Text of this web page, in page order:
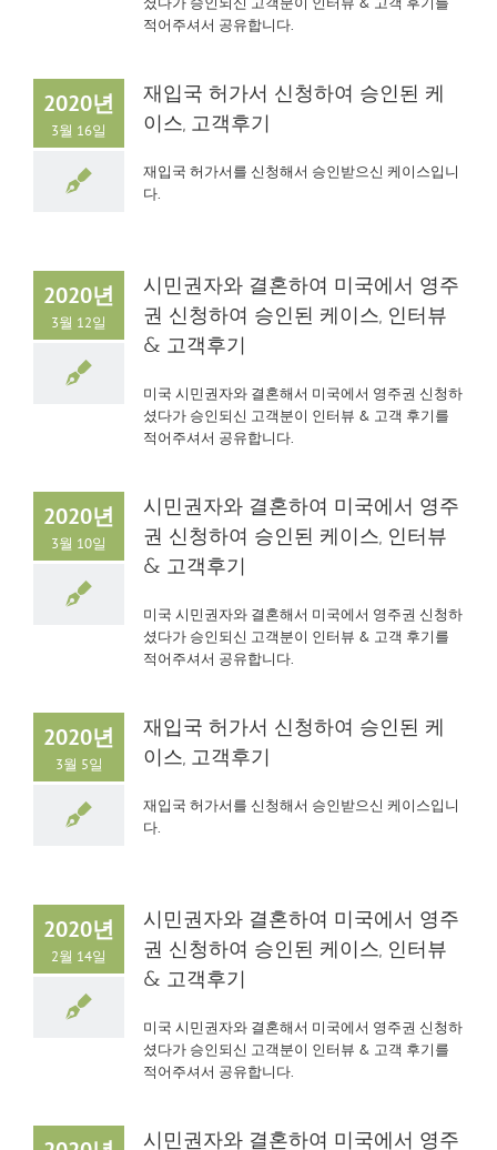
적어주셔서 공유합니다.
2020년
3월 16일
재입국 허가서 신청하여 승인된 케
이스, 고객후기
재입국 허가서를 신청해서 승인받으신 케이스입니
다.
2020년
3월 12일
시민권자와 결혼하여 미국에서 영주
권 신청하여 승인된 케이스, 인터뷰
& 고객후기
미국 시민권자와 결혼해서 미국에서 영주권 신청하
셨다가 승인되신 고객분이 인터뷰 & 고객 후기를
적어주셔서 공유합니다.
2020년
3월 10일
시민권자와 결혼하여 미국에서 영주
권 신청하여 승인된 케이스, 인터뷰
& 고객후기
미국 시민권자와 결혼해서 미국에서 영주권 신청하
셨다가 승인되신 고객분이 인터뷰 & 고객 후기를
적어주셔서 공유합니다.
2020년
3월 5일
재입국 허가서 신청하여 승인된 케
이스, 고객후기
재입국 허가서를 신청해서 승인받으신 케이스입니
다.
2020년
2월 14일
시민권자와 결혼하여 미국에서 영주
권 신청하여 승인된 케이스, 인터뷰
& 고객후기
미국 시민권자와 결혼해서 미국에서 영주권 신청하
셨다가 승인되신 고객분이 인터뷰 & 고객 후기를
적어주셔서 공유합니다.
시민권자와 결혼하여 미국에서 영주